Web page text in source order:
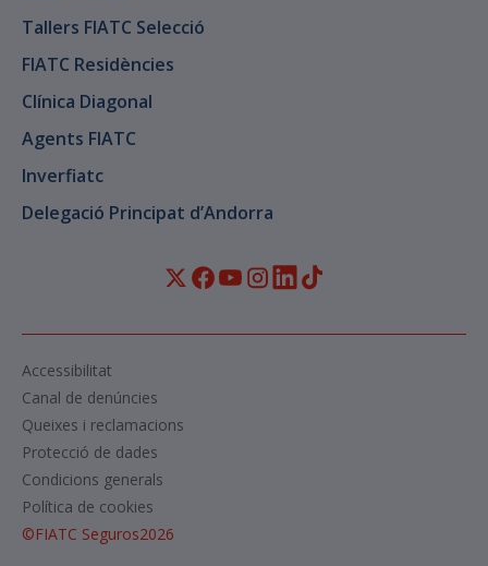
Tallers FIATC Selecció
FIATC Residències
Clínica Diagonal
Agents FIATC
Inverfiatc
Delegació Principat d’Andorra
©FIATC Seguros2026
Política de cookies
Condicions generals
Protecció de dades
Queixes i reclamacions
Canal de denúncies
Accessibilitat